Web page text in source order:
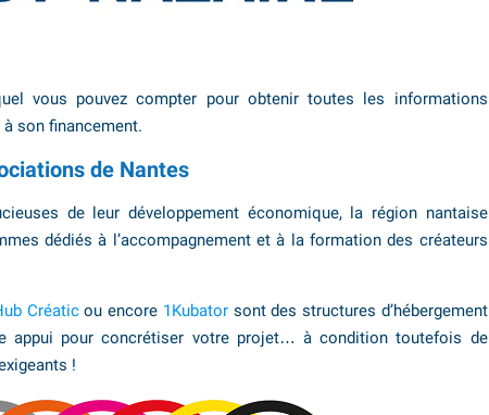
vous pouvez compter pour obtenir toutes les informations
son financement.
de Nantes
de leur développement économique, la région nantaise
dédiés à l’accompagnement et à la formation des créateurs
Créaticou encore 1Kubatorsont des structures d’hébergement
appui pour concrétiser votre projet… à condition toutefois de
!